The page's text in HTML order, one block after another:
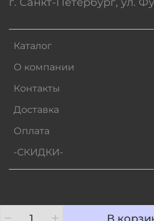
Каталог
О компании
Контакты
Доставка
Оплата
-СКИДКИ-